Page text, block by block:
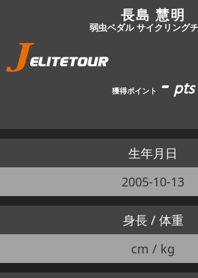
長島 慧明
弱虫ペダル サイクリング
獲得ポイント -pts
生年月日
2005-10-13
身長 / 体重
cm / kg